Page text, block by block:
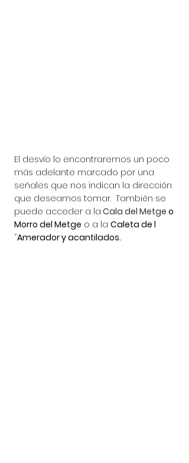
El desvío lo encontraremos un poco
más adelante marcado por una
señales que nos indican la dirección
que deseamos tomar.  También se
puede acceder a la Cala del Metge o
Morro del Metge o a la Caleta de l
´Amerador y acantilados.